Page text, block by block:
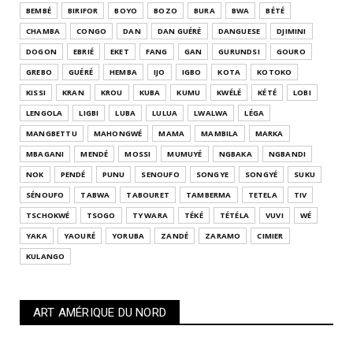
BEMBÉ
BIRIFOR BOYO BOZO BURA BWA
BÉTÉ
CHAMBA
CONGO DAN DAN GUÉRÉ DANGUESE
DJIMINI
DOGON
EBRIÉ EKET FANG GAN GURUNDSI
GOURO
GREBO
GUÉRÉ HEMBA IJO IGBO KOTA
KOTOKO
KISSI
KRAN KROU KUBA KUMU KWÉLÉ KÉTÉ
LOBI
LENGOLA
LIGBI LUBA LULUA LWALWA
LÉGA
MANGBETTU
MAHONGWÉ MAMA MAMBILA
MARKA
MBAGANI
MENDÉ MOSSI MUMUYÉ NGBAKA
NGBANDI
NOK
PENDÉ PUNU SENOUFO SONGYE SONGYÉ
SUKU
SÉNOUFO
TABWA TABOURET TAMBERMA TETELA
TIV
TSCHOKWÉ
TSOGO TY WARA TÉKÉ TÉTÉLA VUVI
WÉ
YAKA
YAOURÉ YORUBA ZANDÉ ZARAMO
CIMIER
KULANGO
ART AMÉRIQUE DU NORD